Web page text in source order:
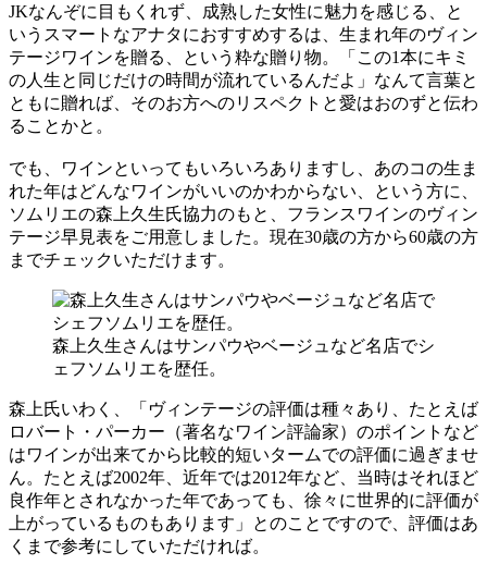
JKなんぞに目もくれず、成熟した女性に魅力を感じる、と
いうスマートなアナタにおすすめするは、生まれ年のヴィン
テージワインを贈る、という粋な贈り物。「この1本にキミ
の人生と同じだけの時間が流れているんだよ」なんて言葉と
ともに贈れば、そのお方へのリスペクトと愛はおのずと伝わ
ることかと。
でも、ワインといってもいろいろありますし、あのコの生ま
れた年はどんなワインがいいのかわからない、という方に、
ソムリエの森上久生氏協力のもと、フランスワインのヴィン
テージ早見表をご用意しました。現在30歳の方から60歳の方
までチェックいただけます。
森上久生さんはサンパウやベージュなど名店でシ
ェフソムリエを歴任。
森上氏いわく、「ヴィンテージの評価は種々あり、たとえば
ロバート・パーカー（著名なワイン評論家）のポイントなど
はワインが出来てから比較的短いタームでの評価に過ぎませ
ん。たとえば2002年、近年では2012年など、当時はそれほど
良作年とされなかった年であっても、徐々に世界的に評価が
上がっているものもあります」とのことですので、評価はあ
くまで参考にしていただければ。